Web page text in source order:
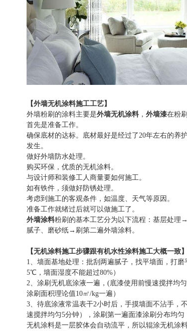
【外墙无机涂料施工工艺】
外墙粉刷的涂料主要是外墙无机涂料 ， 外墙漆在粉
首先是准备工作。
确保底材的达标。底材最好是经过了 20年左右的养
发生。
做好外墙防水处理。
购买环保，优质的无机涂料。
与设计师和装修工人商量要如何施工。
如有铁件，须做好防锈处理。
考虑到施工的客观条件，如温度、天气等原因。
准备工作就绪过后就可以做施工了。
外墙涂料粉刷的基本工艺分为以下流程：基层处理
腻子、磨砂纸→刷第二遍外墙涂料。
【无机涂料施工步骤跟有机水性涂料施工大概一致】
1、墙面基地处理：批刮两遍腻子，找平墙面，打
5℃，墙面湿度不能超过80%）
2、涂刷无机底涂液一遍，(底漆使用前慢速搅拌均
涂刷面积理论值10㎡/kg一遍）
3、待底涂液常温表干2小时后，手摸墙面不沾手，
速搅拌均匀5分钟），涂刷第一遍面漆涂刷分布均
无机涂料是一层胶体会自动流平，所以辊涂无机涂